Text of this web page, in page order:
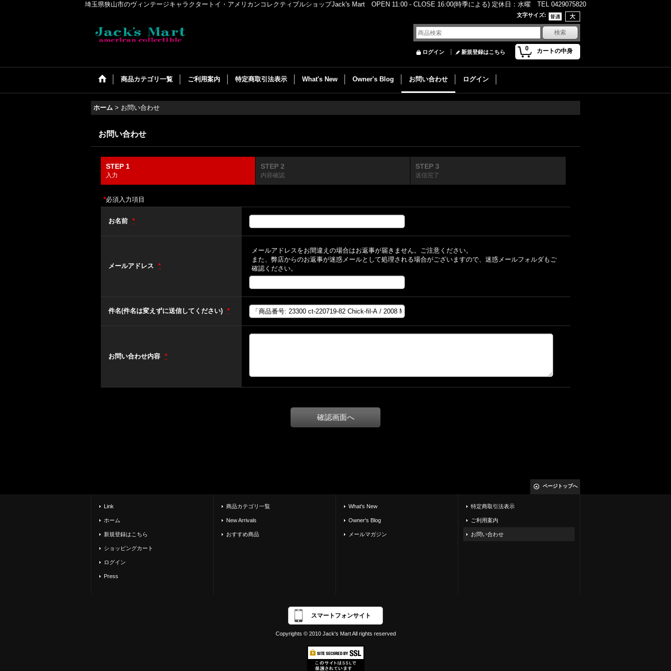
埼玉県狭山市のヴィンテージキャラクタートイ・アメリカンコレクティブルショップJack's Mart OPEN 11:00 - CLOSE 16:00(時季による) 定休日：水曜 TEL 0429075820
文字サイズ:
0 カートの中身
ログイン 新規登録はこちら
商品カテゴリ一覧 ご利用案内 特定商取引法表示 What's New Owner's Blog お問い合わせ ログイン
ホーム > お問い合わせ
お問い合わせ
STEP 1
入力
STEP 2
内容確認
STEP 3
送信完了
*必須入力項目
お名前 *
メールアドレス *
メールアドレスをお間違えの場合はお返事が届きません。ご注意ください。
また、弊店からのお返事が迷惑メールとして処理される場合がございますので、迷惑メールフォルダもご
確認ください。
件名(件名は変えずに送信してください) *
お問い合わせ内容 *
ページトップへ
Link
ホーム
新規登録はこちら
ショッピングカート
ログイン
Press
商品カテゴリ一覧
New Arrivals
おすすめ商品
What's New
Owner's Blog
メールマガジン
特定商取引法表示
ご利用案内
お問い合わせ
スマートフォンサイト
Copyrights © 2010 Jack's Mart All rights reserved